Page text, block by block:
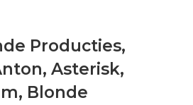
Producties,
, Asterisk,
, Blonde